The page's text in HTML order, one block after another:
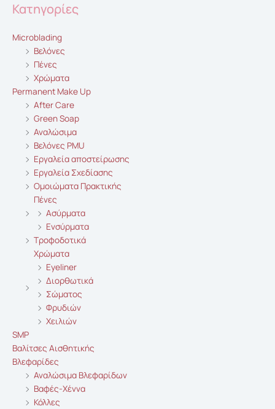
Κατηγορίες
Microblading
Βελόνες
Πένες
Χρώματα
Permanent Make Up
After Care
Green Soap
Αναλώσιμα
Βελόνες PMU
Εργαλεία αποστείρωσης
Εργαλεία Σχεδίασης
Ομοιώματα Πρακτικής
Πένες
Ασύρματα
Ενσύρματα
Τροφοδοτικά
Χρώματα
Eyeliner
Διορθωτικά
Σώματος
Φρυδιών
Χειλιών
SMP
Βαλίτσες Αισθητικής
Βλεφαρίδες
Αναλώσιμα Βλεφαρίδων
Βαφές-Χέννα
Κόλλες